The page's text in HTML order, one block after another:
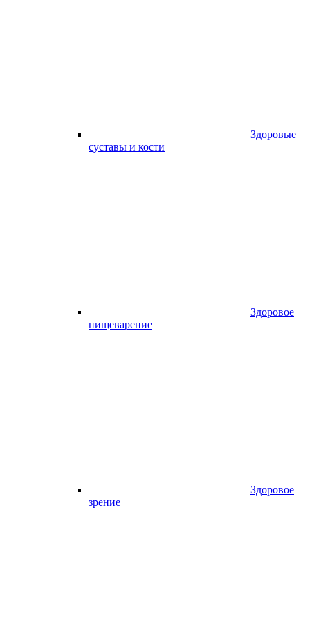
Здоровые
суставы и кости
Здоровое
пищеварение
Здоровое
зрение